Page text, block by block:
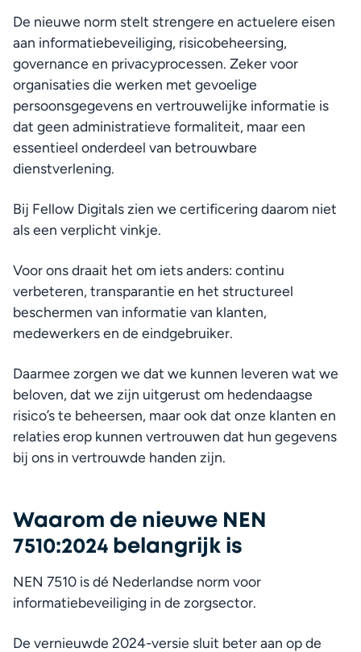
De nieuwe norm stelt strengere en actuelere eisen
aan informatiebeveiliging, risicobeheersing,
governance en privacyprocessen. Zeker voor
organisaties die werken met gevoelige
persoonsgegevens en vertrouwelijke informatie is
dat geen administratieve formaliteit, maar een
essentieel onderdeel van betrouwbare
dienstverlening.
Bij Fellow Digitals zien we certificering daarom niet
als een verplicht vinkje.
Voor ons draait het om iets anders: continu
verbeteren, transparantie en het structureel
beschermen van informatie van klanten,
medewerkers en de eindgebruiker.
Daarmee zorgen we dat we kunnen leveren wat we
beloven, dat we zijn uitgerust om hedendaagse
risico’s te beheersen, maar ook dat onze klanten en
relaties erop kunnen vertrouwen dat hun gegevens
bij ons in vertrouwde handen zijn.
Waarom de nieuwe NEN
7510:2024 belangrijk is
NEN 7510 is dé Nederlandse norm voor
informatiebeveiliging in de zorgsector.
De vernieuwde 2024-versie sluit beter aan op de